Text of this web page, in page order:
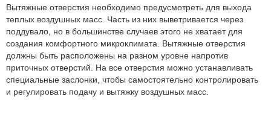
Вытяжные отверстия необходимо предусмотреть для выхода
теплых воздушных масс. Часть из них выветривается через
поддувало, но в большинстве случаев этого не хватает для
создания комфортного микроклимата. Вытяжные отверстия
должны быть расположены на разном уровне напротив
приточных отверстий. На все отверстия можно устанавливать
специальные заслонки, чтобы самостоятельно контролировать
и регулировать подачу и вытяжку воздушных масс.